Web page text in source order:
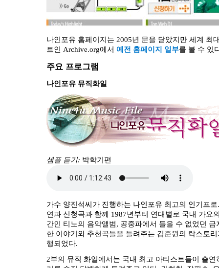
나인포유 홈페이지는 2005년 문을 닫았지만 세계 최
트인 Archive.org에서 예전 홈페이지 일부를 볼 수 있
주요 프로그램
나인포유 뮤직화일
샘플 듣기: 박학기편
가수 양진석씨가 진행하는 나인포유 최고의 인기프
연과 신청곡과 함께 1987년부터 연대별로 국내 가요
간인 티노의 음악앨범, 공중파에서 들을 수 없었던
한 이야기와 추천곡들을 들려주는 김준원의 락스토
행되었다.
2부의 뮤직 화일에서는 국내 최고 아티스트들이 출